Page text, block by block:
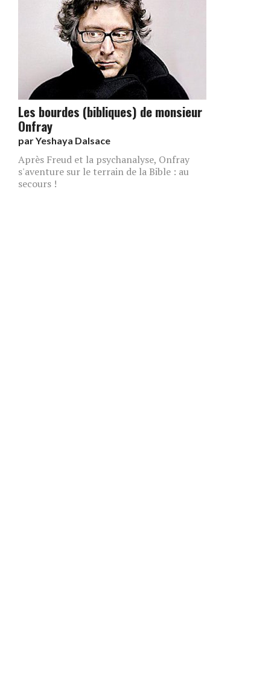
Les bourdes (bibliques) de monsieur
Onfray
parYeshaya Dalsace
Après Freud et la psychanalyse, Onfray
s'aventure sur le terrain de la Bible : au
secours !